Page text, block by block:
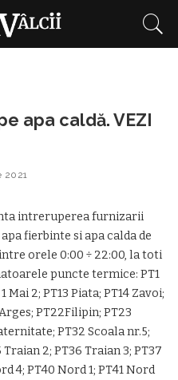
apa caldă. VEZI
2021
intreruperea furnizarii
fierbinte si apa calda de
orele 0:00 ÷ 22:00, la toti
puncte termice: PT1
Mai 2; PT13 Piata; PT14 Zavoi;
PT22Filipin; PT23
PT32 Scoala nr.5;
Traian 2; PT36 Traian 3; PT37
4; PT40 Nord 1; PT41 Nord